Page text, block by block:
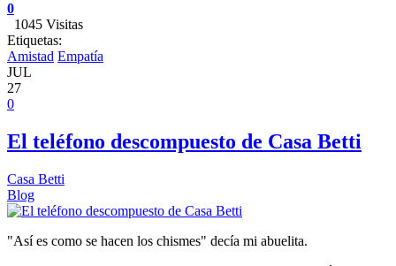
0
1045 Visitas
Etiquetas:
Amistad Empatía
JUL
27
0
El teléfono descompuesto de Casa Betti
Casa Betti
Blog
"Así es como se hacen los chismes" decía mi abuelita.